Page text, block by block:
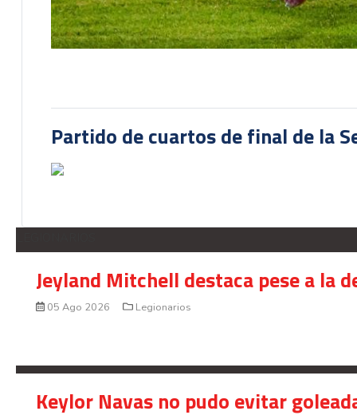
Partido de cuartos de final de la
Jeyland Mitchell destaca pese a la
05 Ago 2026 Legionarios
Keylor Navas no pudo evitar